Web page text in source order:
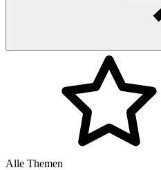
Alle Themen